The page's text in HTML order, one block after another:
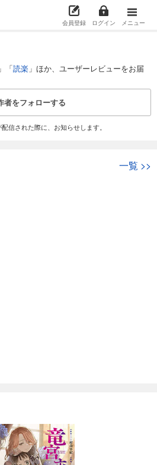
会員登録 ログイン メニュー
」「読楽 」ほか、ユーザーレビューをお届
者をフォローする
信された際に、お知らせします。
一覧 >>